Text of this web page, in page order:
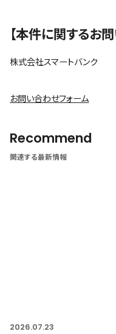
【本件に関するお
株式会社スマートバンク
お問い合わせフォーム
Recommend
関連する最新情報
2026.07.23